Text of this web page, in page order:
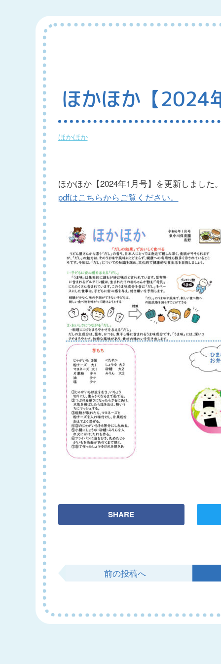
ほかほか【2024
ほかほか
ほかほか【2024年1月号】を更新しました
pdfはこちらからご覧ください。
SHARE
前の投稿へ